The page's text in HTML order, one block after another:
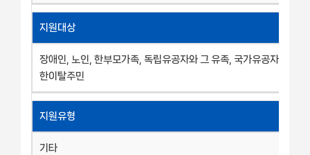
지원대상
장애인, 노인, 한부모가족, 독립유공자와 그 유족, 국가유공자와 그
한이탈주민
지원유형
기타